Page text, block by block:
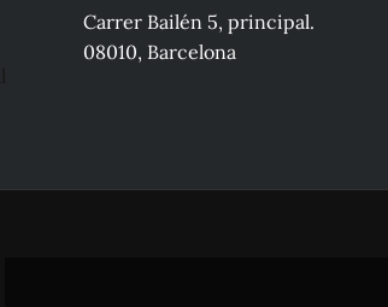
Carrer Bailén 5, principal.
08010, Barcelona